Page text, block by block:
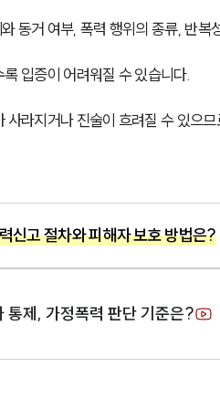
동거 여부, 폭력 행위의 종류, 반복
입증이 어려워질 수 있습니다.
라지거나 진술이 흐려질 수 있으
신고 절차와 피해자 보호 방법은?
통제, 가정폭력 판단 기준은?